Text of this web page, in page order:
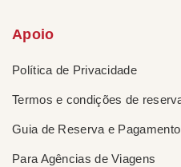
Apoio
Política de Privacidade
Termos e condições de
Guia de Reserva e Pagamento
Para Agências de Viagens